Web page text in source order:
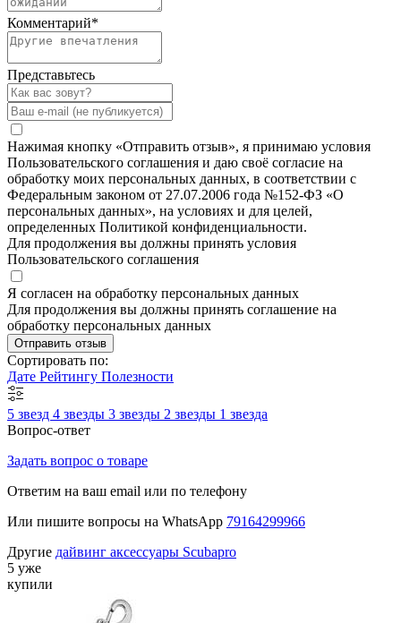
Комментарий*
Представьтесь
Нажимая кнопку «Отправить отзыв», я принимаю условия
Пользовательского соглашения и даю своё согласие на
обработку моих персональных данных, в соответствии с
Федеральным законом от 27.07.2006 года №152-ФЗ «О
персональных данных», на условиях и для целей,
определенных Политикой конфиденциальности.
Для продолжения вы должны принять условия
Пользовательского соглашения
Я согласен на обработку персональных данных
Для продолжения вы должны принять соглашение на
обработку персональных данных
Отправить отзыв
Сортировать по:
Дате Рейтингу Полезности
5 звезд 4 звезды 3 звезды 2 звезды 1 звезда
Вопрос-ответ
Задать вопрос о товаре
Ответим на ваш email или по телефону
Или пишите вопросы на WhatsApp 79164299966
Другие дайвинг аксессуары Scubapro
5 уже
купили